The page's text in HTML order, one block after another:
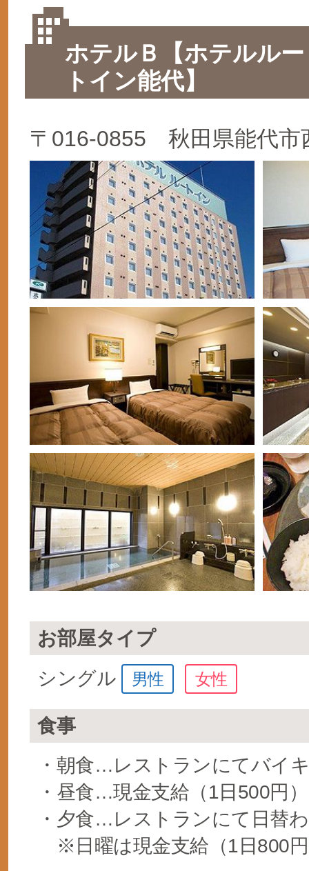
ホテルＢ【ホテルルー
トイン能代】
〒016-0855 秋田県能代市
お部屋タイプ
シングル
男性 女性
食事
・朝食…レストランにてバイ
・昼食…現金支給（1日500円）
・夕食…レストランにて日替
※日曜は現金支給（1日800